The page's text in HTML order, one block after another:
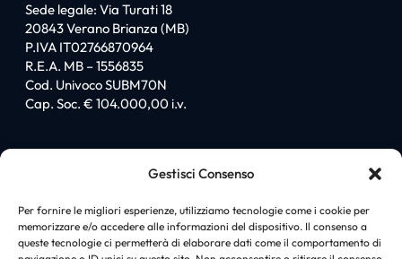
Gestisci Consenso
Per fornire le migliori esperienze, utilizziamo tecnologie come i cookie per
memorizzare e/o accedere alle informazioni del dispositivo. Il consenso a
queste tecnologie ci permetterà di elaborare dati come il comportamento di
Sede legale: Via Turati 18
20843 Verano Brianza (MB)
P.IVA IT02766870964
R.E.A. MB – 1556835
Cod. Univoco SUBM70N
Cap. Soc. € 104.000,00 i.v.
Sitemap
Chi siamo
I love PromiGroup
Certificazioni